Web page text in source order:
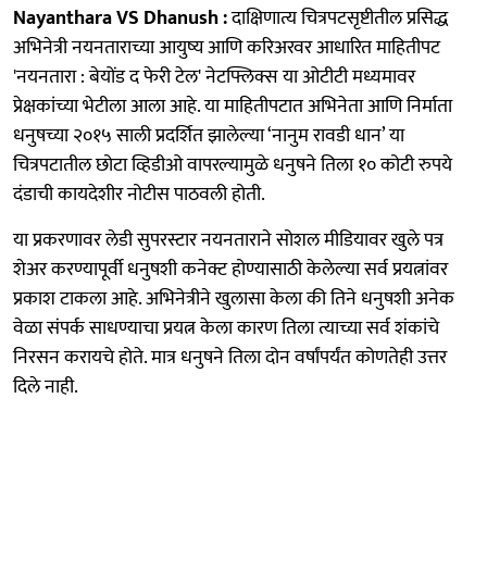
Nayanthara VS Dhanush :दाक्षिणात्य चित्रपटसृष्टीतील प्रसिद्ध
अभिनेत्री नयनताराच्या आयुष्य आणि करिअरवर आधारित माहितीपट
'नयनतारा : बेयोंड द फेरी टेल' नेटफ्लिक्स या ओटीटी मध्यमावर
प्रेक्षकांच्या भेटीला आला आहे. या माहितीपटात अभिनेता आणि निर्माता
धनुषच्या २०१५ साली प्रदर्शित झालेल्या ‘नानुम रावडी धान’ या
चित्रपटातील छोटा व्हिडीओ वापरल्यामुळे धनुषने तिला १० कोटी रुपये
दंडाची कायदेशीर नोटीस पाठवली होती.
या प्रकरणावर लेडी सुपरस्टार नयनताराने सोशल मीडियावर खुले पत्र
शेअर करण्यापूर्वी धनुषशी कनेक्ट होण्यासाठी केलेल्या सर्व प्रयत्नांवर
प्रकाश टाकला आहे. अभिनेत्रीने खुलासा केला की तिने धनुषशी अनेक
वेळा संपर्क साधण्याचा प्रयत्न केला कारण तिला त्याच्या सर्व शंकांचे
निरसन करायचे होते. मात्र धनुषने तिला दोन वर्षांपर्यंत कोणतेही उत्तर
दिले नाही.